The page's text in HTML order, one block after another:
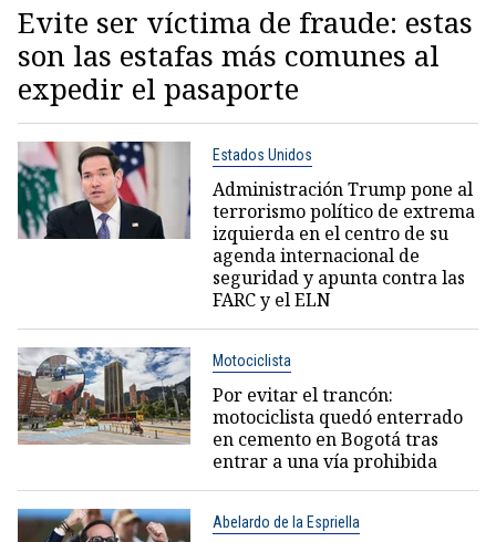
Evite ser víctima de fraude: estas
son las estafas más comunes al
expedir el pasaporte
Estados Unidos
Administración Trump pone al
terrorismo político de extrema
izquierda en el centro de su
agenda internacional de
seguridad y apunta contra las
FARC y el ELN
Motociclista
Por evitar el trancón:
motociclista quedó enterrado
en cemento en Bogotá tras
entrar a una vía prohibida
Abelardo de la Espriella